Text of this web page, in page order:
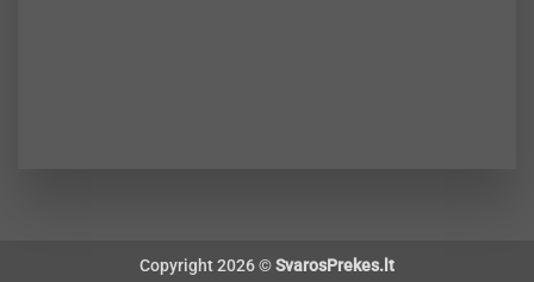
Copyright 2026 ©SvarosPrekes.lt